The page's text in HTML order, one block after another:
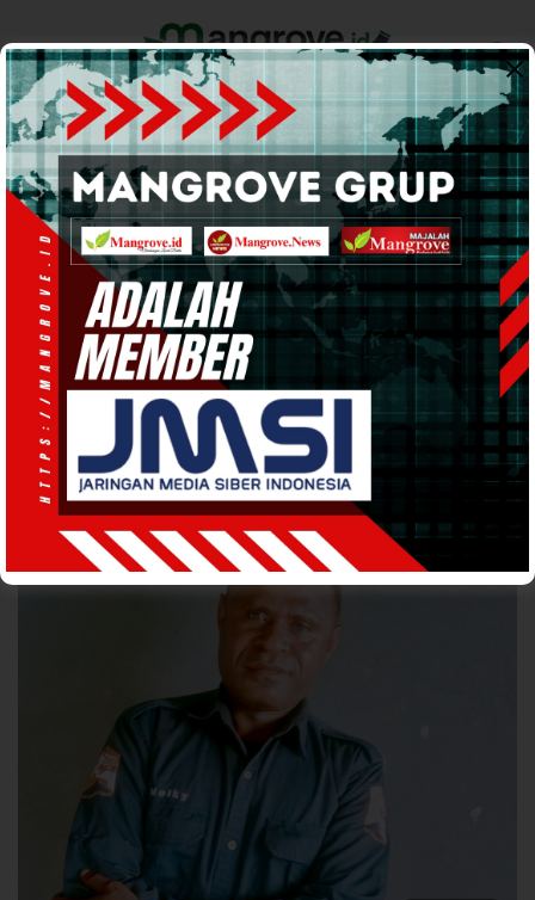
Home Pemerintahan Ekonomi & Bisnis Info Tanah Papua
Support by
HUKUM DAN KRIMINAL· 18 Apr 202620:41
Teluk Bintuni Diduga Darurat
Kekerasan Seksual terhadap Anak, 5
Kasus Tercatat di 2026